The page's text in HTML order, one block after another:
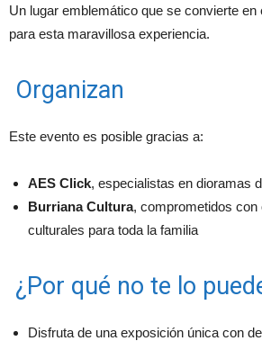
Un lugar emblemático que se convierte en
para esta maravillosa experiencia.
Organizan
Este evento es posible gracias a:
AES Click, especialistas en dioramas
Burriana Cultura, comprometidos con
culturales para toda la familia
¿Por qué no te lo
Disfruta de una exposición única con